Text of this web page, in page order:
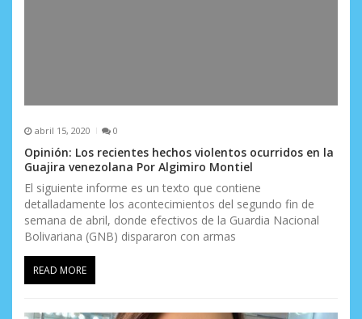
abril 15, 2020 0
Opinión: Los recientes hechos violentos ocurridos en la
Guajira venezolana Por Algimiro Montiel
El siguiente informe es un texto que contiene
detalladamente los acontecimientos del segundo fin de
semana de abril, donde efectivos de la Guardia Nacional
Bolivariana (GNB) dispararon con armas
READ MORE